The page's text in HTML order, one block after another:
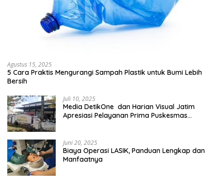
Agustus 15, 2025
5 Cara Praktis Mengurangi Sampah Plastik untuk Bumi Lebih
Bersih
Juli 10, 2025
Media DetikOne dan Harian Visual Jatim
Apresiasi Pelayanan Prima Puskesmas
Juni 20, 2025
Biaya Operasi LASIK, Panduan Lengkap dan
Manfaatnya